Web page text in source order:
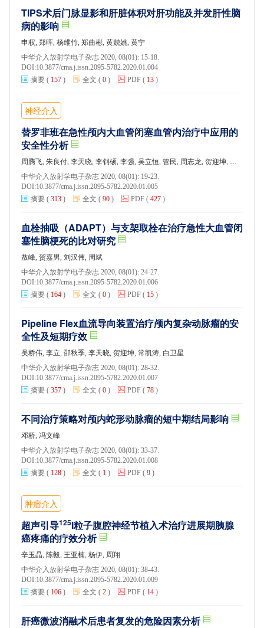
TIPS术后门脉显影和肝脏体积对肝功能及并发肝性脑
病的影响
申权, 郑晖, 杨维竹, 郑曲彬, 黄兢姚, 黄宁
中华介入放射学电子杂志 2020, 08(01): 15-18.
DOI:10.3877/cma.j.issn.2095-5782.2020.01.004
摘要 ( 157 ) 全文 ( 0 ) PDF ( 13 )
神经介入
替罗非班在急性颅内大血管闭塞血管内治疗中应用的
安全性分析
周腾飞, 朱良付, 李天晓, 李钊硕, 李强, 吴立恒, 管民, 周志龙, 贺迎坤, 刘焕焕
中华介入放射学电子杂志 2020, 08(01): 19-23.
DOI:10.3877/cma.j.issn.2095-5782.2020.01.005
摘要 ( 313 ) 全文 ( 90 ) PDF ( 427 )
血栓抽吸（ADAPT）与支架取栓在治疗急性大血管闭
塞性脑梗死的比对研究
敖峰, 贺嘉男, 刘汉伟, 周斌
中华介入放射学电子杂志 2020, 08(01): 24-27.
DOI:10.3877/cma.j.issn.2095-5782.2020.01.006
摘要 ( 164 ) 全文 ( 0 ) PDF ( 15 )
Pipeline Flex血流导向装置治疗颅内复杂动脉瘤的安
全性及短期疗效
吴桥伟, 李立, 邵秋季, 李天晓, 贺迎坤, 常凯涛, 白卫星
中华介入放射学电子杂志 2020, 08(01): 28-32.
DOI:10.3877/cma.j.issn.2095-5782.2020.01.007
摘要 ( 357 ) 全文 ( 0 ) PDF ( 78 )
不同治疗策略对颅内蛇形动脉瘤的短中期结局影响
邓桥, 冯文峰
中华介入放射学电子杂志 2020, 08(01): 33-37.
DOI:10.3877/cma.j.issn.2095-5782.2020.01.008
摘要 ( 128 ) 全文 ( 1 ) PDF ( 9 )
肿瘤介入
超声引导125I粒子腹腔神经节植入术治疗进展期胰腺
癌疼痛的疗效分析
辛玉晶, 陈毅, 王亚楠, 杨伊, 周翔
中华介入放射学电子杂志 2020, 08(01): 38-43.
DOI:10.3877/cma.j.issn.2095-5782.2020.01.009
摘要 ( 106 ) 全文 ( 2 ) PDF ( 14 )
肝癌微波消融术后患者复发的危险因素分析